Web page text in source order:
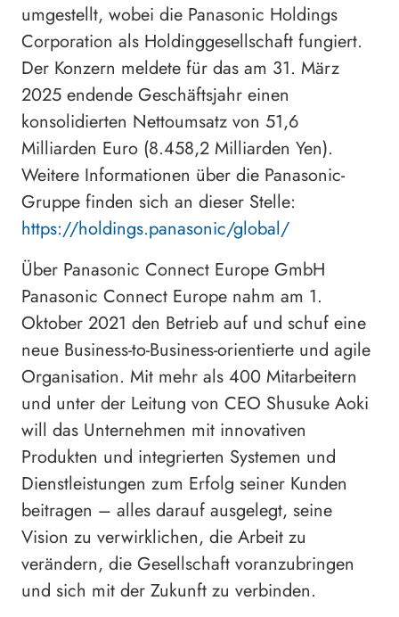
umgestellt, wobei die Panasonic Holdings
Corporation als Holdinggesellschaft fungiert.
Der Konzern meldete für das am 31. März
2025 endende Geschäftsjahr einen
konsolidierten Nettoumsatz von 51,6
Milliarden Euro (8.458,2 Milliarden Yen).
Weitere Informationen über die Panasonic-
Gruppe finden sich an dieser Stelle:
https://holdings.panasonic/global/
Über Panasonic Connect Europe GmbH
Panasonic Connect Europe nahm am 1.
Oktober 2021 den Betrieb auf und schuf eine
neue Business-to-Business-orientierte und agile
Organisation. Mit mehr als 400 Mitarbeitern
und unter der Leitung von CEO Shusuke Aoki
will das Unternehmen mit innovativen
Produkten und integrierten Systemen und
Dienstleistungen zum Erfolg seiner Kunden
beitragen – alles darauf ausgelegt, seine
Vision zu verwirklichen, die Arbeit zu
verändern, die Gesellschaft voranzubringen
und sich mit der Zukunft zu verbinden.